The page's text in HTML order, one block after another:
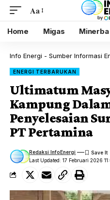
Aa
Home Migas Minerba
Info Energi - Sumber Informasi
ENERGI TERBARUKAN
Ultimatum
Kampung
Penyelesaian
PT Pertamina
Last Updated: 17 Februari 2026
Redaksi InfoEnergi